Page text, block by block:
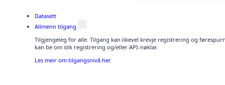
Datasett
Allmenn tilgang
Tilgjengeleg for alle. Tilgang kan likevel krevje registrering og
kan be om slik registrering og/eller API-nøklar.
Les meir om tilgangsnivå her